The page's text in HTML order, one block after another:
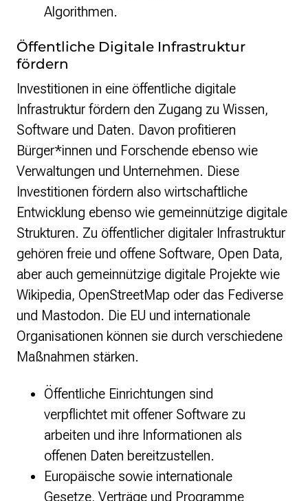
Algorithmen.
Öffentliche Digitale Infrastruktur
fördern
Investitionen in eine öffentliche digitale
Infrastruktur fördern den Zugang zu Wissen,
Software und Daten. Davon profitieren
Bürger*innen und Forschende ebenso wie
Verwaltungen und Unternehmen. Diese
Investitionen fördern also wirtschaftliche
Entwicklung ebenso wie gemeinnützige digitale
Strukturen. Zu öffentlicher digitaler Infrastruktur
gehören freie und offene Software, Open Data,
aber auch gemeinnützige digitale Projekte wie
Wikipedia, OpenStreetMap oder das Fediverse
und Mastodon. Die EU und internationale
Organisationen können sie durch verschiedene
Maßnahmen stärken.
Öffentliche Einrichtungen sind
verpflichtet mit offener Software zu
arbeiten und ihre Informationen als
offenen Daten bereitzustellen.
Europäische sowie internationale
Gesetze, Verträge und Programme